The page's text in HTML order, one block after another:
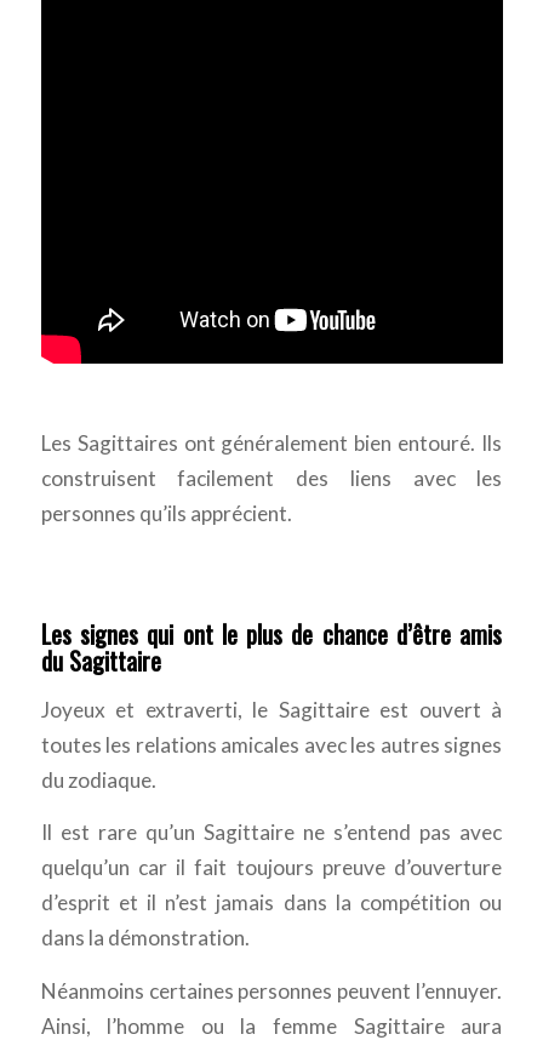
Les Sagittaires ont généralement bien entouré. Ils
construisent facilement des liens avec les
personnes qu’ils apprécient.
Les signes qui ont le plus de chance d’être amis
du Sagittaire
Joyeux et extraverti, le Sagittaire est ouvert à
toutes les relations amicales avec les autres signes
du zodiaque.
Il est rare qu’un Sagittaire ne s’entend pas avec
quelqu’un car il fait toujours preuve d’ouverture
d’esprit et il n’est jamais dans la compétition ou
dans la démonstration.
Néanmoins certaines personnes peuvent l’ennuyer.
Ainsi, l’homme ou la femme Sagittaire aura